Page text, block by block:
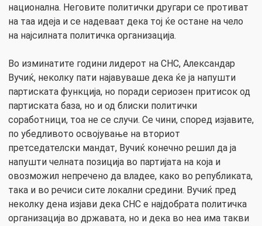
национална. Неговите политички другари се противат
на таа идеја и се надеваат дека тој ќе остане на чело
на најсилната политичка организација.
Во изминатите години лидерот на СНС, Александар
Вучиќ, неколку пати најавуваше дека ќе ја напушти
партиската функција, но поради сериозен притисок од
партиската база, но и од блиски политички
соработници, тоа не се случи. Се чини, според изјавите,
по убедливото освојување на вториот
претседателски мандат, Вучиќ конечно решил да ја
напушти челната позиција во партијата на која и
овозможил непречено да владее, како во републиката,
така и во речиси сите локални средини. Вучиќ пред
неколку дена изјави дека СНС е најдобрата политичка
организација во државата, но и дека во неа има такви